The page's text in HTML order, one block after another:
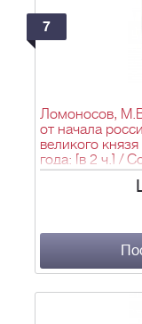
7
Ломоносов,
от начала
великого
года: [в 2 ч.] /
СПб.: при Имп.
России
княжения